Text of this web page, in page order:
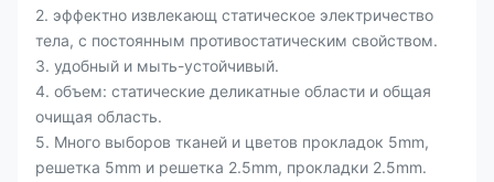
2. эффектно извлекающ статическое электричество
тела, с постоянным противостатическим свойством.
3. удобный и мыть-устойчивый.
4. объем: статические деликатные области и общая
очищая область.
5. Много выборов тканей и цветов прокладок 5mm,
решетка 5mm и решетка 2.5mm, прокладки 2.5mm.